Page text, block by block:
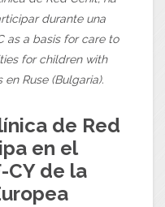
durante una
as a basis for care to
for children with
Ruse (Bulgaria).
de Red
en el
CY de la